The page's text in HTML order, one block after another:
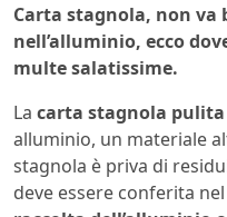
Carta stagnola, non va
nell’alluminio, ecco
multe salatissime.
La carta stagnola pulita
alluminio, un materiale
stagnola è priva di
deve essere conferita nel